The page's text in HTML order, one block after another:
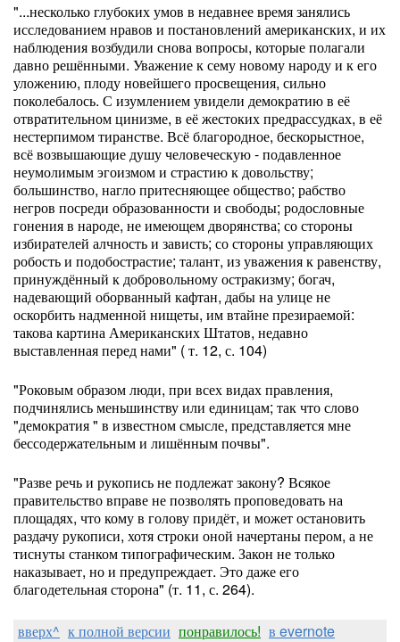
"...несколько глубоких умов в недавнее время занялись
исследованием нравов и постановлений американских, и их
наблюдения возбудили снова вопросы, которые полагали
давно решёнными. Уважение к сему новому народу и к его
уложению, плоду новейшего просвещения, сильно
поколебалось. С изумлением увидели демократию в её
отвратительном цинизме, в её жестоких предрассудках, в её
нестерпимом тиранстве. Всё благородное, бескорыстное,
всё возвышающие душу человеческую - подавленное
неумолимым эгоизмом и страстию к довольству;
большинство, нагло притесняющее общество; рабство
негров посреди образованности и свободы; родословные
гонения в народе, не имеющем дворянства; со стороны
избирателей алчность и зависть; со стороны управляющих
робость и подобострастие; талант, из уважения к равенству,
принуждённый к добровольному остракизму; богач,
надевающий оборванный кафтан, дабы на улице не
оскорбить надменной нищеты, им втайне презираемой:
такова картина Американских Штатов, недавно
выставленная перед нами" ( т. 12, с. 104)
"Роковым образом люди, при всех видах правления,
подчинялись меньшинству или единицам; так что слово
"демократия " в известном смысле, представляется мне
бессодержательным и лишённым почвы".
"Разве речь и рукопись не подлежат закону? Всякое
правительство вправе не позволять проповедовать на
площадях, что кому в голову придёт, и может остановить
раздачу рукописи, хотя строки оной начертаны пером, а не
тиснуты станком типографическим. Закон не только
наказывает, но и предупреждает. Это даже его
благодетельная сторона" (т. 11, с. 264).
вверх^ к полной версии понравилось! в evernote